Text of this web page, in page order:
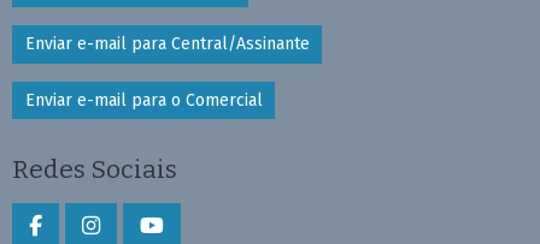
Enviar e-mail para Central/Assinante
Enviar e-mail para o Comercial
Redes Sociais